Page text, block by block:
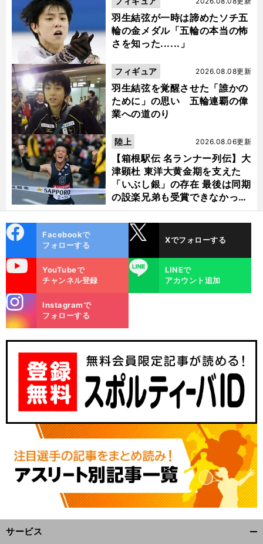
羽生結弦が一時は諦めたソチ五
輪の金メダル「五輪の本当の怖
さを知った......」
羽生結弦を覚醒させた「誰かの
ために」の思い 五輪連覇の偉
業への道のり
2026.08.08更新
フィギュア
【箱根駅伝 名ランナー列伝】大
津顕杜 東洋大黄金期を支えた
「いぶし銀」の存在 最後は同期
の設楽兄弟も受賞できなかった
金栗杯に輝く
2026.08.06更新
陸上
ok
Facebookで
フォローする
Xでフォローする
YouTubeで
チャンネル登録
LINE
LINEで
アカウント追加
m
Instagramで
フォローする
サービス